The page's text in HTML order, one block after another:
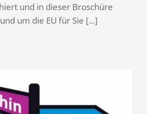
und in dieser Broschüre
um die EU für Sie [...]